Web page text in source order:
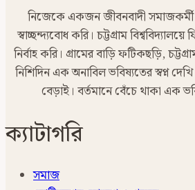
নিজেকে একজন জীবনবাদী সমাজকর্মী
স্বাচ্ছন্দ্যবোধ করি। চট্টগ্রাম
নির্বাহ করি। গ্রামের বাড়ি ফটিকছড়ি,
নিশিদিন এক অনাবিল ভবিষ্যতের স্বপ্ন
বেড়াই। বর্তমানে বেঁচে থাকা এক
ক্যাটাগরি
সমাজ